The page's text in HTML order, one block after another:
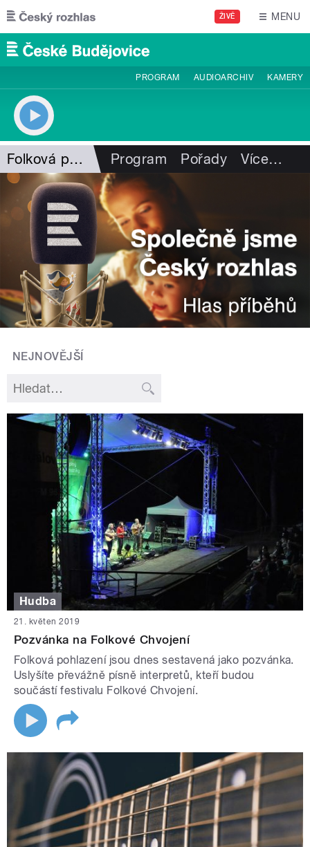
Přejít k hlavnímu obsahu
ŽIVĚ MENU
PROGRAM AUDIOARCHIV KAMERY
Folková pohlazení Program Pořady Více…
NEJNOVĚJŠÍ
Hudba
21. květen 2019
Pozvánka na Folkové Chvojení
Folková pohlazení jsou dnes sestavená jako pozvánka.
Uslyšíte převážně písně interpretů, kteří budou
součástí festivalu Folkové Chvojení.